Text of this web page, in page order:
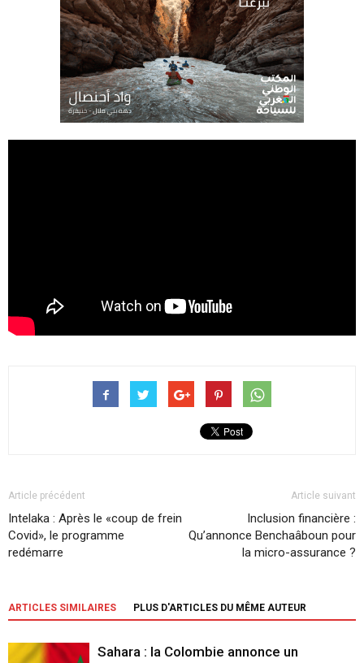
Article précédent
Intelaka : Après le «coup de frein
Covid», le programme
redémarre
Article suivant
Inclusion financière :
Qu’annonce Benchaâboun pour
la micro-assurance ?
ARTICLES SIMILAIRES PLUS D'ARTICLES DU MÊME AUTEUR
Sahara : la Colombie annonce un